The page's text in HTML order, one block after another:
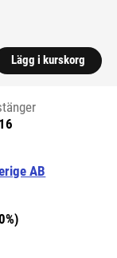
sida.)
Lägg i kurskorg
AB